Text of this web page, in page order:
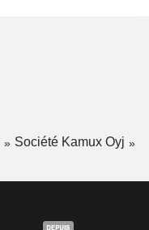
Société Kamux Oyj